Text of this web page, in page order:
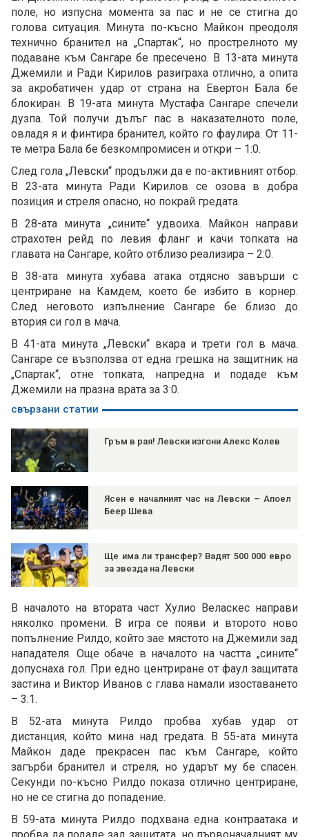
поле, но изпусна момента за пас и не се стигна до
голова ситуация. Минута по-късно Майкон преодоля
технично бранител на „Спартак“, но прострелното му
подаване към Сангаре бе пресечено. В 13-ата минута
Джемили и Ради Кирилов разиграха отлично, а опита
за акробатичен удар от страна на Евертон Бала бе
блокиран. В 19-ата минута Мустафа Сангаре спечели
дузпа. Той получи дълъг пас в наказателното поле,
овладя я и финтира бранител, който го фаулира. От 11-
те метра Бала бе безкомпромисен и откри – 1:0.
След гола „Левски“ продължи да е по-активният отбор.
В 23-ата минута Ради Кирилов се озова в добра
позиция и стреля опасно, но покрай гредата.
В 28-ата минута „сините“ удвоиха. Майкон направи
страхотен рейд по левия фланг и качи топката на
главата на Сангаре, който отблизо реализира – 2:0.
В 38-ата минута хубава атака отдясно завърши с
центриране на Камдем, което бе избито в корнер.
След неговото изпълнение Сангаре бе близо до
втория си гол в мача.
В 41-ата минута „Левски“ вкара и трети гол в мача.
Сангаре се възползва от една грешка на защитник на
„Спартак“, отне топката, напредна и подаде към
Джемили на празна врата за 3:0.
свързани статии
Гръм в рая! Левски изгони Алекс Колев
Ясен е началният час на Левски – Апоел
Беер Шева
Ще има ли трансфер? Вадят 500 000 евро
за звезда на Левски
В началото на втората част Хулио Веласкес направи
няколко промени. В игра се появи и второто ново
попълнение Рилдо, който зае мястото на Джемили зад
нападателя. Още обаче в началото на частта „сините“
допуснаха гол. При едно центриране от фаул защитата
застина и Виктор Иванов с глава намали изоставането
– 3:1.
В 52-ата минута Рилдо пробва хубав удар от
дистанция, който мина над гредата. В 55-ата минута
Майкон даде прекрасен пас към Сангаре, който
загърби бранител и стреля, но ударът му бе спасен.
Секунди по-късно Рилдо показа отлично центриране,
но не се стигна до попадение.
В 59-ата минута Рилдо подхвана една контраатака и